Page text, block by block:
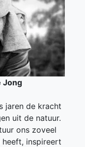
Jong
jaren de kracht
uit de natuur.
ons zoveel
inspireert